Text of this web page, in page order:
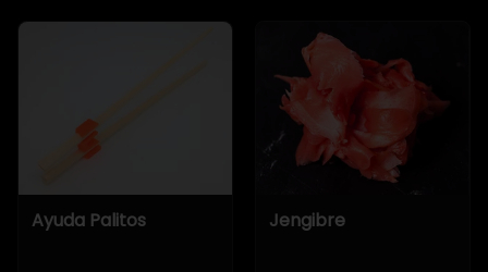
Ayuda Palitos Jengibre